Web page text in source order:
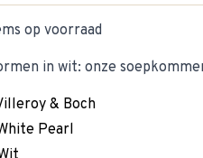
op voorraad
in wit: onze
& Boch
Pearl